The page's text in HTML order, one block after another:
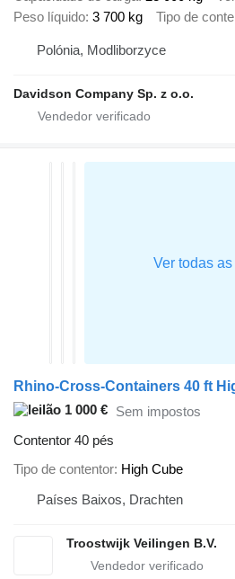
Peso líquido 3 700 kg Tipo de
Polónia, Modliborzyce
Davidson Company Sp. z o.o.
Rhino-Cross-Containers 40 ft
1 000 € Sem impostos
Contentor 40 pés
Tipo de contentor High Cube
Países Baixos, Drachten
Troostwijk Veilingen B.V.